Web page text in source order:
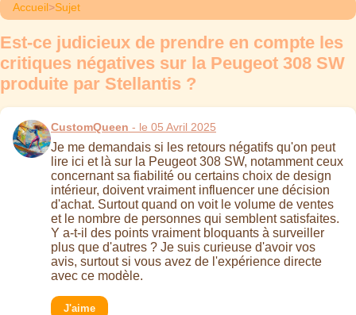
Accueil>Sujet
Est-ce judicieux de prendre en compte les
critiques négatives sur la Peugeot 308 SW
produite par Stellantis ?
CustomQueen - le 05 Avril 2025
Je me demandais si les retours négatifs qu'on peut
lire ici et là sur la Peugeot 308 SW, notamment ceux
concernant sa fiabilité ou certains choix de design
intérieur, doivent vraiment influencer une décision
d'achat. Surtout quand on voit le volume de ventes
et le nombre de personnes qui semblent satisfaites.
Y a-t-il des points vraiment bloquants à surveiller
plus que d'autres ? Je suis curieuse d'avoir vos
avis, surtout si vous avez de l'expérience directe
avec ce modèle.
J'aime